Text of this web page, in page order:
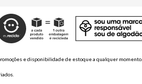
e disponibilidade de estoque a qualquer momento.